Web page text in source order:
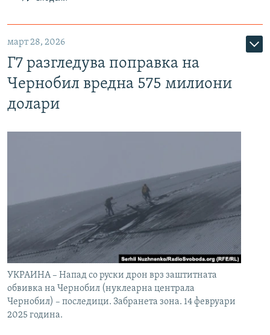
март 28, 2026
Г7 разгледува поправка на
Чернобил вредна 575 милиони
долари
УКРАИНА – Напад со руски дрон врз заштитната
обвивка на Чернобил (нуклеарна централа
Чернобил) – последици. Забранета зона. 14 февруари
2025 година.